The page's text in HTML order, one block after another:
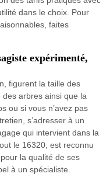
dans le choix. Pour
faites
expérimenté,
figurent la taille des
des arbres ainsi que la
ou si vous n’avez pas
s’adresser à un
qui intervient dans la
le 16320, est reconnu
la qualité de ses
à un spécialiste.